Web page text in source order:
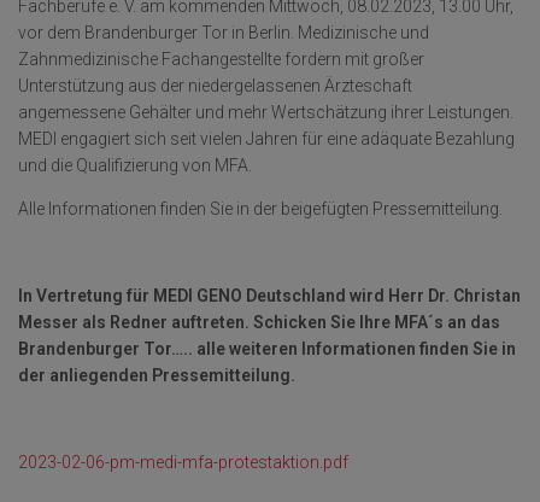
Fachberufe e. V. am kommenden Mittwoch, 08.02.2023, 13.00 Uhr,
vor dem Brandenburger Tor in Berlin. Medizinische und
Zahnmedizinische Fachangestellte fordern mit großer
Unterstützung aus der niedergelassenen Ärzteschaft
angemessene Gehälter und mehr Wertschätzung ihrer Leistungen.
MEDI engagiert sich seit vielen Jahren für eine adäquate Bezahlung
und die Qualifizierung von MFA.
Alle Informationen finden Sie in der beigefügten Pressemitteilung.
In Vertretung für MEDI GENO Deutschland wird Herr Dr. Christan
Messer als Redner auftreten. Schicken Sie Ihre MFA´s an das
Brandenburger Tor….. alle weiteren Informationen finden Sie in
der anliegenden Pressemitteilung.
2023-02-06-pm-medi-mfa-protestaktion.pdf